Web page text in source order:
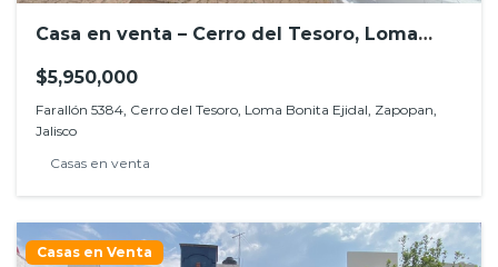
Casa en venta – Cerro del Tesoro, Loma
$5,950,000
Farallón 5384, Cerro del Tesoro, Loma Bonita Ejidal, Zapopan,
Jalisco
Casas en venta
Casas en Venta